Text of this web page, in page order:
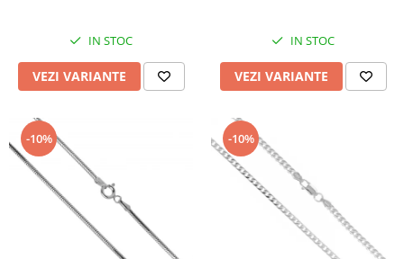
IN STOC
VEZI VARIANTE
IN STOC
VEZI VARIANTE
-10% -10%